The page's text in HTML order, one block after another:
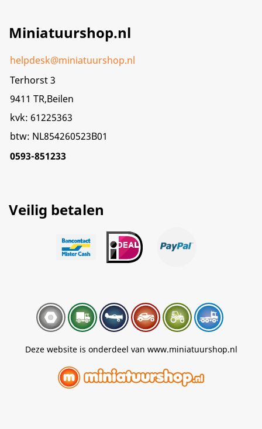
Miniatuurshop.nl
helpdesk@miniatuurshop.nl
Terhorst 3
9411 TR,Beilen
kvk: 61225363
btw: NL854260523B01
0593-851233
Veilig betalen
Deze website is onderdeel van www.miniatuurshop.nl